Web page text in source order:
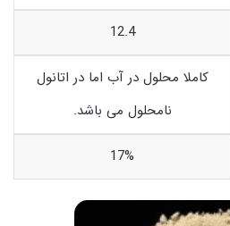
12.4
کاملا محلول در آب اما در اتانول
نامحلول می باشد.
17%